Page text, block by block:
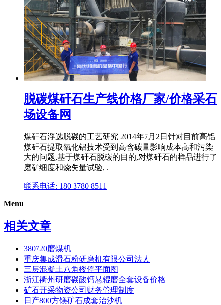
脱碳煤矸石生产线价格厂家/价格采石
场设备网
煤矸石浮选脱碳的工艺研究 2014年7月2日针对目前高铝
煤矸石提取氧化铝技术受到高含碳量影响成本高和污染
大的问题,基于煤矸石脱碳的目的,对煤矸石的样品进行了
磨矿细度和烧失量试验, .
联系电话: 180 3780 8511
Menu
相关文章
380720磨煤机
重庆集成滑石粉研磨机有限公司法人
三层混凝土八角楼停平面图
浙江衢州研磨碳酸钙悬辊磨全套设备价格
矿石开采物资公司财务管理制度
日产800方镁矿石成套治沙机